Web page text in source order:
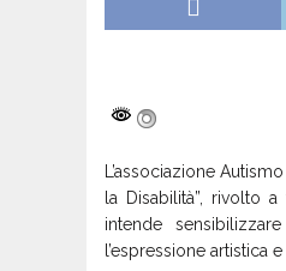
L’associazione
la Disabilità”, rivolto
intende
l’espressione artistica e